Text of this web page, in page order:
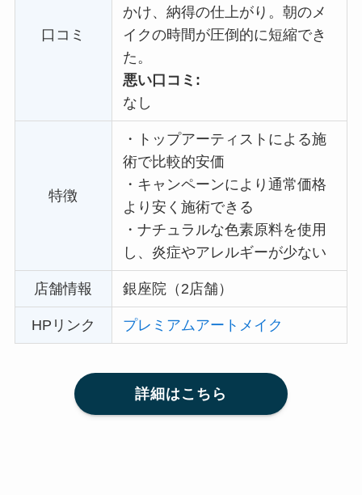
口コミ
かけ、納得の仕上がり。朝のメ
イクの時間が圧倒的に短縮でき
た。
悪い口コミ:
なし
特徴
・
トップアーティストによる施
術で比較的安価
・ キャンペーンにより通常価格
より安く施術できる
・ナチュラルな色素原料を使用
し、炎症やアレルギーが少ない
店舗情報 銀座院（2店舗）
HPリンク プレミアムアートメイク
詳細はこちら